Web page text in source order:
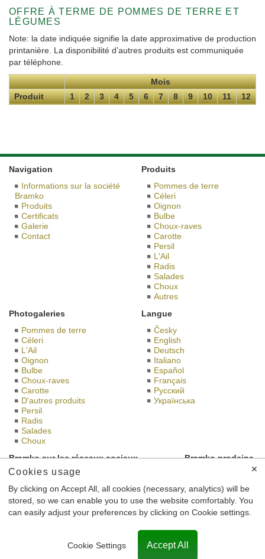
OFFRE À TERME DE POMMES DE TERRE ET
LÉGUMES
Note: la date indiquée signifie la date approximative de production
printanière. La disponibilité d’autres produits est communiquée
par téléphone.
Mois
Produit
1 2 3 4 5 6 7 8 9 10 11 12
Navigation
Informations sur la société
Bramko
Produits
Certificats
Galerie
Contact
Produits
Pommes de terre
Céleri
Oignon
Bulbe
Choux-raves
Carotte
Persil
L'Ail
Radis
Salades
Choux
Autres
Photogaleries
Pommes de terre
Céleri
L'Ail
Oignon
Bulbe
Choux-raves
Carotte
D'autres produits
Persil
Radis
Salades
Choux
Langue
Česky
English
Deutsch
Italiano
Español
Français
Русский
Українська
Bramko sur les réseaux sociaux Bramko prodejna
Ceci est le site de BRAMKO Ltd., dont le siège Semice 196
enregistrée au registre du commerce tenu par le Tribunal
municipal de Prague, le nombre de cas C 56901e .
Cookies usage
By clicking on Accept All, all cookies (necessary, analytics) will be
stored, so we can enable you to use the website comfortably. You
can easily adjust your preferences by clicking on Cookie settings.
Cookie Settings Accept All
✕